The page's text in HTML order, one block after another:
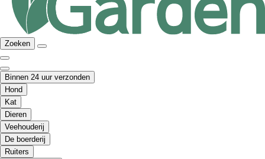
Zoeken
Binnen 24 uur verzonden
Hond
Kat
Dieren
Veehouderij
De boerderij
Ruiters